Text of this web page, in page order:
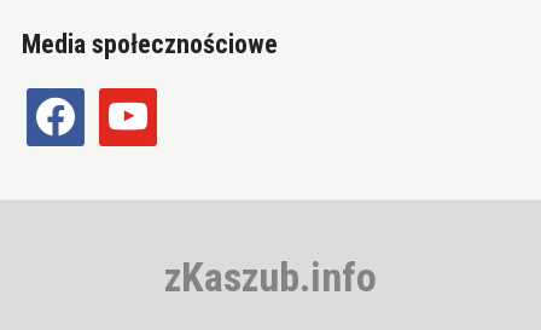
Media społecznościowe
facebook youtube
zKaszub.info